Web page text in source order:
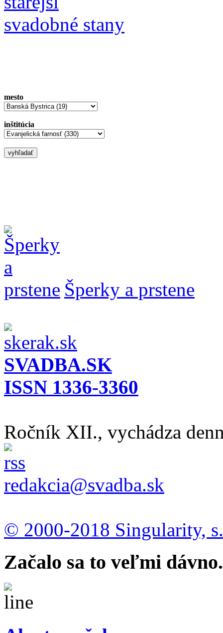
svadobné stany
mesto
inštitúcia
Šperky a prstene
SVADBA.SK
ISSN 1336-3360
Ročník XII., vychádza
redakcia@svadba.sk
© 2000-2018 Singularity,
Začalo sa to veľmi